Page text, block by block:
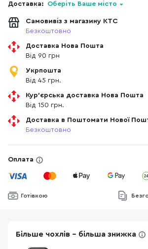
Доставка: Оберіть Ваше місто
Самовивіз з магазину КТС
Безкоштовно
Доставка Нова Пошта
Від 90 грн
Укрпошта
Від 45 грн.
Кур'єрська доставка Нова Пошта
Від 150 грн.
Доставка в Поштомати Нової
Безкоштовно
Оплата
Готівкою
Більше чохлів - більша знижка